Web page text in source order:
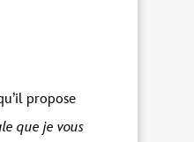
propose
que je vous